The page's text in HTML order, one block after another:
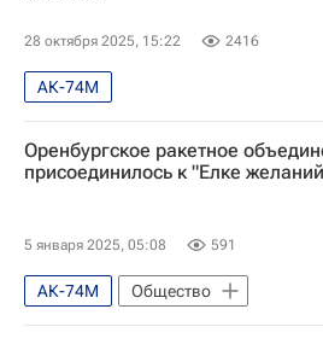
28 октября 2025, 15:22 2416
АК-74М
Специальная военная операция на
В мире
Россия
Вооруженные силы
Главная военная прокуратура
Оренбургское ракетное
присоединилось к "Елке
5 января 2025, 05:08 591
АК-74М
Общество
Министерство обороны РФ